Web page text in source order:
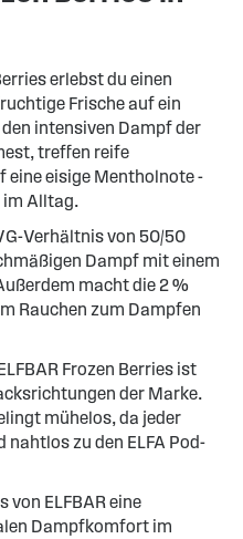
erlebst du einen
Frische auf ein
intensiven Dampf der
treffen reife
eine eisige Mentholnote -
im Alltag.
Verhältnis von 50/50
Dampf mit einem
macht die 2 %
Rauchen zum Dampfen
Frozen Berries ist
der Marke.
mühelos, da jeder
zu den ELFA Pod-
von ELFBAR eine
Dampfkomfort im